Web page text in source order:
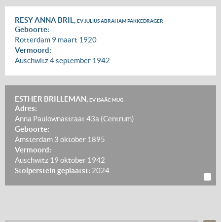
RESY ANNA BRIL, EV JULIUS ABRAHAM PAKKEDRAGER
Geboorte:
Rotterdam 9 maart 1920
Vermoord:
Auschwitz4 september 1942
ESTHER BRILLEMAN, EV ISAÄC MUG
Adres:
Anna Paulownastraat 43a (Centrum)
Geboorte:
Amsterdam 3 oktober 1895
Vermoord:
Auschwitz 19 oktober 1942
Stolperstein geplaatst: 2024